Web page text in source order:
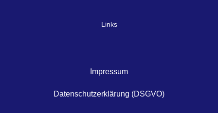
Links
Impressum
Datenschutzerklärung (DSGVO)